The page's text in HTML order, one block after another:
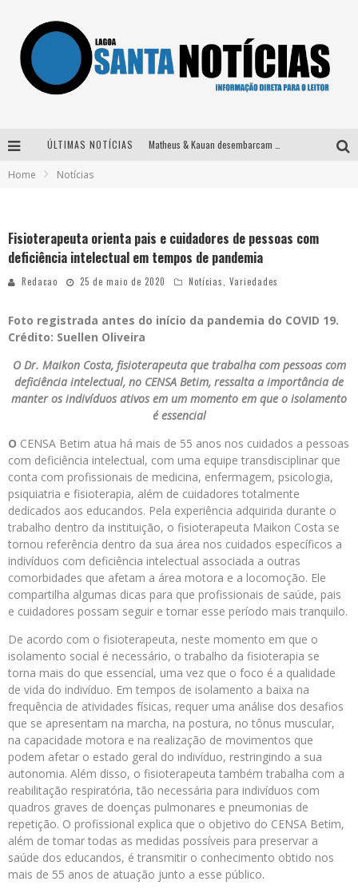
ÚLTIMAS NOTÍCIAS
Após sair da KondZilla, DJ Danny Albuquerque inicia nova fase
Home Notícias
Fisioterapeuta orienta pais e cuidadores de pessoas com
deficiência intelectual em tempos de pandemia
Redacao 25 de maio de 2020 Notícias Variedades
Foto registrada antes do início da pandemia do COVID 19.
Crédito: Suellen Oliveira
O Dr. Maikon Costa, fisioterapeuta que trabalha com pessoas com
deficiência intelectual, no CENSA Betim, ressalta a importância de
manter os indivíduos ativos em um momento em que o isolamento
é essencial
O CENSA Betim atua há mais de 55 anos nos cuidados a pessoas
com deficiência intelectual, com uma equipe transdisciplinar que
conta com profissionais de medicina, enfermagem, psicologia,
psiquiatria e fisioterapia, além de cuidadores totalmente
dedicados aos educandos. Pela experiência adquirida durante o
trabalho dentro da instituição, o fisioterapeuta Maikon Costa se
tornou referência dentro da sua área nos cuidados específicos a
indivíduos com deficiência intelectual associada a outras
comorbidades que afetam a área motora e a locomoção. Ele
compartilha algumas dicas para que profissionais de saúde, pais
e cuidadores possam seguir e tornar esse período mais tranquilo.
De acordo com o fisioterapeuta, neste momento em que o
isolamento social é necessário, o trabalho da fisioterapia se
torna mais do que essencial, uma vez que o foco é a qualidade
de vida do indivíduo. Em tempos de isolamento a baixa na
frequência de atividades físicas, requer uma análise dos desafios
que se apresentam na marcha, na postura, no tônus muscular,
na capacidade motora e na realização de movimentos que
podem afetar o estado geral do indivíduo, restringindo a sua
autonomia. Além disso, o fisioterapeuta também trabalha com a
reabilitação respiratória, tão necessária para indivíduos com
quadros graves de doenças pulmonares e pneumonias de
repetição. O profissional explica que o objetivo do CENSA Betim,
além de tomar todas as medidas possíveis para preservar a
saúde dos educandos, é transmitir o conhecimento obtido nos
mais de 55 anos de atuação junto a esse público.